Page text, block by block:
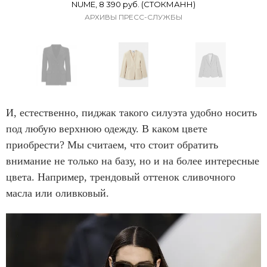
1
NUME, 8 390 руб. (СТОКМАНН)
АРХИВЫ ПРЕСС-СЛУЖБЫ
t
e
m
1
o
f
И, естественно, пиджак такого силуэта удобно носить
под любую верхнюю одежду. В каком цвете
приобрести? Мы считаем, что стоит обратить
внимание не только на базу, но и на более интересные
цвета. Например, трендовый оттенок сливочного
масла или оливковый.